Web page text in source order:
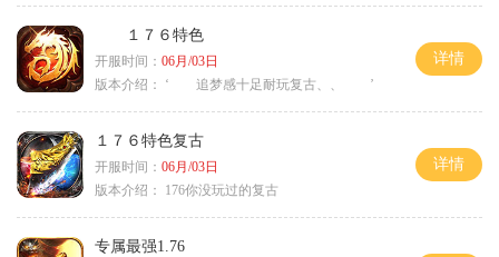
１７６特色
开服时间： 06月/03日
版本介绍：
‘ 追梦感十足耐玩复古、、 ’
详情
１７６特色复古
开服时间： 06月/03日
版本介绍：
176你没玩过的复古
详情
专属最强1.76